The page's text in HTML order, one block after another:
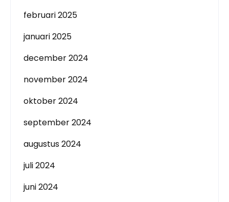
februari 2025
januari 2025
december 2024
november 2024
oktober 2024
september 2024
augustus 2024
juli 2024
juni 2024